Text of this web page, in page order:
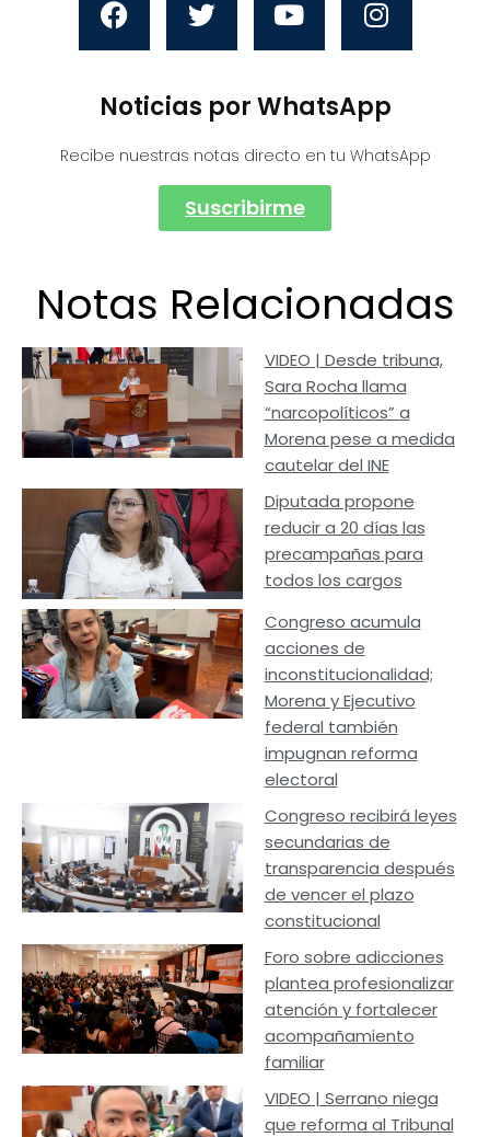
Noticias por WhatsApp
Recibe nuestras notas directo en tu WhatsApp
Suscribirme
Notas Relacionadas
VIDEO | Desde tribuna,
Sara Rocha llama
“narcopolíticos” a
Morena pese a medida
cautelar del INE
Diputada propone
reducir a 20 días las
precampañas para
todos los cargos
Congreso acumula
acciones de
inconstitucionalidad;
Morena y Ejecutivo
federal también
impugnan reforma
electoral
Congreso recibirá leyes
secundarias de
transparencia después
de vencer el plazo
constitucional
Foro sobre adicciones
plantea profesionalizar
atención y fortalecer
acompañamiento
familiar
VIDEO | Serrano niega
que reforma al Tribunal